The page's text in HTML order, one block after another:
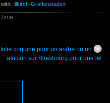
Illkirch-Graffenstaden
coquine pour un arabe ou un
africain sur Strasbourg pour une fel